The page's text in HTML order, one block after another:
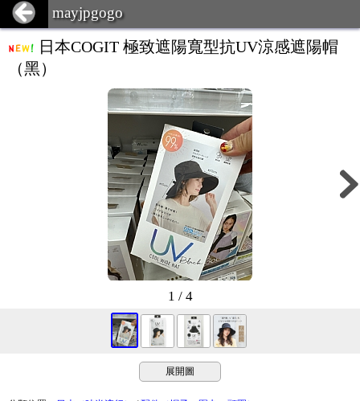
mayjpgogo
日本COGIT 極致遮陽寬型抗UV涼感遮陽帽
（黑）
1 / 4
展開圖